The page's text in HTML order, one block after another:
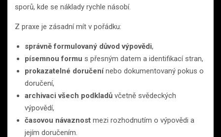
sporů, kde se náklady rychle násobí.
Z praxe je zásadní mít v pořádku:
správně formulovaný důvod výpovědi,
písemnou formu s přesným datem a identifikací stran,
prokazatelné doručenínebo dokumentovaný pokus o
doručení,
archivaci všech podkladů včetně svědeckých
výpovědí,
časovou návaznost mezi rozhodnutím o výpovědi a
jejím doručením.